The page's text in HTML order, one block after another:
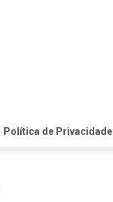
Política de Privacidade